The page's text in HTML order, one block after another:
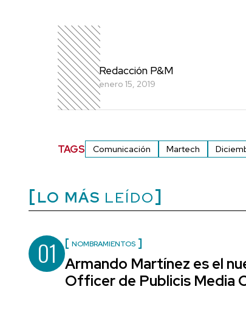
Redacción P&M
enero 15, 2019
TAGS Comunicación Martech
LO MÁS LEÍDO
01 NOMBRAMIENTOS
Armando Martínez es el
Officer de Publicis Media